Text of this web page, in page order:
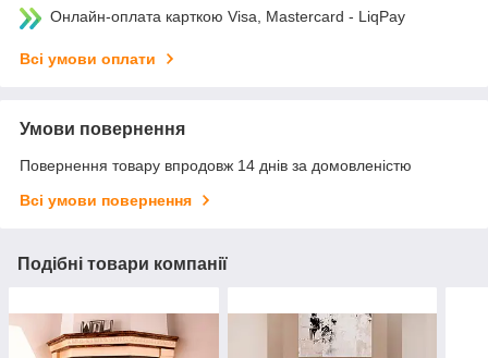
Онлайн-оплата карткою Visa, Mastercard - LiqPay
Всі умови оплати
Умови повернення
Повернення товару впродовж 14 днів за домовленістю
Всі умови повернення
Подібні товари компанії